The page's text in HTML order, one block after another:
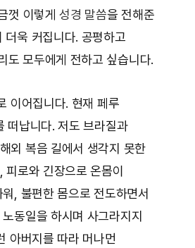
껏 이렇게성경 말씀을 전해준
더욱 커집니다. 공평하고
도 모두에게 전하고 싶습니다.
이어집니다. 현재 페루
떠납니다. 저도 브라질과
외 복음 길에서 생각지 못한
로와 긴장으로 온몸이
, 불편한 몸으로 전도하면서
동일을 하시며 사그라지지
아버지를 따라 머나먼